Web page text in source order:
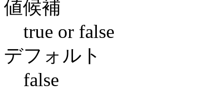
値候補
true or false
デフォルト
false